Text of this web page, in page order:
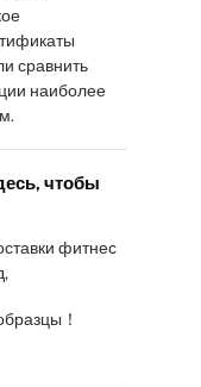
сравнить
наиболее
чтобы
фитнес
！